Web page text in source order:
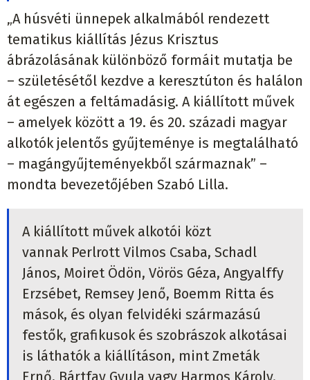
„A húsvéti ünnepek alkalmából rendezett
tematikus kiállítás Jézus Krisztus
ábrázolásának különböző formáit mutatja be
– születésétől kezdve a keresztúton és halálon
át egészen a feltámadásig. A kiállított művek
– amelyek között a 19. és 20. századi magyar
alkotók jelentős gyűjteménye is megtalálható
– magángyűjteményekből származnak” –
mondta bevezetőjében Szabó Lilla.
A kiállított művek alkotói közt
vannak Perlrott Vilmos Csaba, Schadl
János, Moiret Ödön, Vörös Géza, Angyalffy
Erzsébet, Remsey Jenő, Boemm Ritta és
mások, és olyan felvidéki származású
festők, grafikusok és szobrászok alkotásai
is láthatók a kiállításon, mint Zmeták